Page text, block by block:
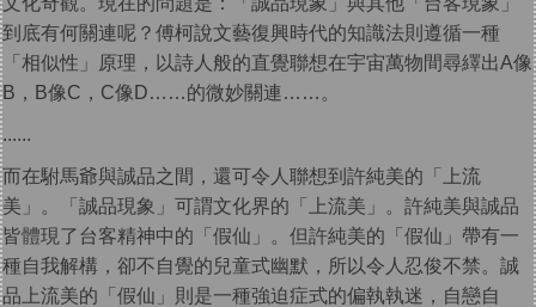
到底有何關連呢？傅柯說文藝復興時代的知識法則遵循一種
「相似性」原理，以詩人般的直覺聯想在宇宙萬物間尋繹出A像
B，B像C，C像D……的微妙關連……。
......
而在駙馬爺與誠品之間，還可令人聯想到許純美的「上流
美」。「誠品現象」可謂文化界的「上流美」。許純美與誠品
皆體現了台客精神中的「假仙」。但許純美的「假仙」帶有一
種自我解構，卻不自覺的兒童式幽默，所以令人忍俊不禁。誠
品上流美的「假仙」則是一種強迫症式的偏執執迷，自戀自